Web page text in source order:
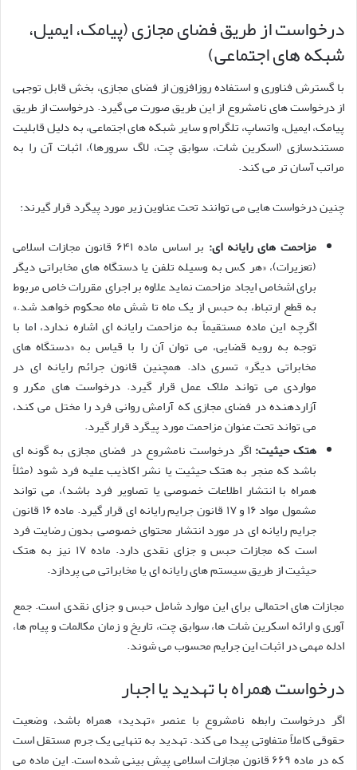
درخواست از طریق فضای مجازی (پیامک، ایمیل،
شبکه های اجتماعی)
با گسترش فناوری و استفاده روزافزون از فضای مجازی، بخش قابل توجهی
از درخواست های نامشروع از این طریق صورت می گیرد. درخواست از طریق
پیامک، ایمیل، واتساپ، تلگرام و سایر شبکه های اجتماعی، به دلیل قابلیت
مستندسازی (اسکرین شات، سوابق چت، لاگ سرورها)، اثبات آن را به
مراتب آسان تر می کند.
چنین درخواست هایی می توانند تحت عناوین زیر مورد پیگرد قرار گیرند:
مزاحمت های رایانه ای:
بر اساس ماده ۶۴۱ قانون مجازات اسلامی
(تعزیرات)، «هر کس به وسیله تلفن یا دستگاه های مخابراتی دیگر
برای اشخاص ایجاد مزاحمت نماید علاوه بر اجرای مقررات خاص مربوط
به قطع ارتباط، به حبس از یک ماه تا شش ماه محکوم خواهد شد.»
اگرچه این ماده مستقیماً به مزاحمت رایانه ای اشاره ندارد، اما با
توجه به رویه قضایی، می توان آن را با قیاس به «دستگاه های
مخابراتی دیگر» تسری داد. همچنین قانون جرائم رایانه ای در
مواردی می تواند ملاک عمل قرار گیرد. درخواست های مکرر و
آزاردهنده در فضای مجازی که آرامش روانی فرد را مختل می کند،
می تواند تحت عنوان مزاحمت مورد پیگرد قرار گیرد.
هتک حیثیت: اگر درخواست نامشروع در فضای مجازی به گونه ای
باشد که منجر به هتک حیثیت یا نشر اکاذیب علیه فرد شود (مثلاً
همراه با انتشار اطلاعات خصوصی یا تصاویر فرد باشد)، می تواند
مشمول مواد ۱۶ و ۱۷ قانون جرایم رایانه ای قرار گیرد. ماده ۱۶ قانون
جرایم رایانه ای در مورد انتشار محتوای خصوصی بدون رضایت فرد
است که مجازات حبس و جزای نقدی دارد. ماده ۱۷ نیز به هتک
حیثیت از طریق سیستم های رایانه ای یا مخابراتی می پردازد.
مجازات های احتمالی برای این موارد شامل حبس و جزای نقدی است. جمع
آوری و ارائه اسکرین شات ها، سوابق چت، تاریخ و زمان مکالمات و پیام ها،
ادله مهمی در اثبات این جرایم محسوب می شوند.
درخواست همراه با تهدید یا اجبار
اگر درخواست رابطه نامشروع با عنصر «تهدید» همراه باشد، وضعیت
حقوقی کاملاً متفاوتی پیدا می کند. تهدید به تنهایی یک جرم مستقل است
که در ماده ۶۶۹ قانون مجازات اسلامی پیش بینی شده است. این ماده می